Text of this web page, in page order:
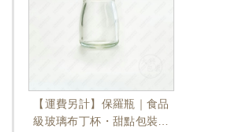
【運費另計】保羅瓶｜食品
級玻璃布丁杯・甜點包裝瓶